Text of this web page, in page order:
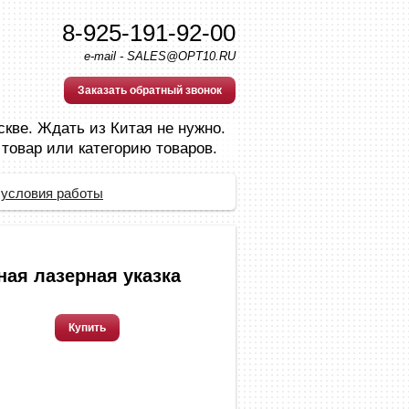
8-925-191-92-00
e-mail - SALES@OPT10.RU
Заказать обратный звонок
Ждать из Китая не нужно.
или категорию товаров.
работы
лазерная указка
Купить